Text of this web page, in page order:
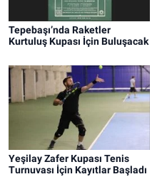
Tepebaşı’nda Raketler
Kurtuluş Kupası İçin Buluşacak
Yeşilay Zafer Kupası Tenis
Turnuvası İçin Kayıtlar Başladı